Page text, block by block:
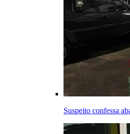
Suspeito confessa